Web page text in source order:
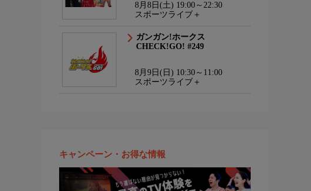
8月8日(土) 19:00～22:30
スポーツライブ＋
ガンガン!ホークス
CHECK!GO! #249
8月9日(日) 10:30～11:00
スポーツライブ＋
キャンペーン・お得な情報